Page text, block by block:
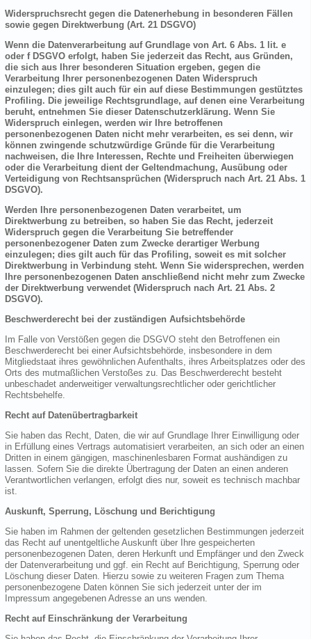
Widerspruchsrecht gegen die Datenerhebung in besonderen Fällen
sowie gegen Direktwerbung (Art. 21 DSGVO)
Wenn die Datenverarbeitung auf Grundlage von Art. 6 Abs. 1 lit. e
oder f DSGVO erfolgt, haben Sie jederzeit das Recht, aus Gründen,
die sich aus Ihrer besonderen Situation ergeben, gegen die
Verarbeitung Ihrer personenbezogenen Daten Widerspruch
einzulegen; dies gilt auch für ein auf diese Bestimmungen gestütztes
Profiling. Die jeweilige Rechtsgrundlage, auf denen eine Verarbeitung
beruht, entnehmen Sie dieser Datenschutzerklärung. Wenn Sie
Widerspruch einlegen, werden wir Ihre betroffenen
personenbezogenen Daten nicht mehr verarbeiten, es sei denn, wir
können zwingende schutzwürdige Gründe für die Verarbeitung
nachweisen, die Ihre Interessen, Rechte und Freiheiten überwiegen
oder die Verarbeitung dient der Geltendmachung, Ausübung oder
Verteidigung von Rechtsansprüchen (Widerspruch nach Art. 21 Abs. 1
DSGVO).
Werden Ihre personenbezogenen Daten verarbeitet, um
Direktwerbung zu betreiben, so haben Sie das Recht, jederzeit
Widerspruch gegen die Verarbeitung Sie betreffender
personenbezogener Daten zum Zwecke derartiger Werbung
einzulegen; dies gilt auch für das Profiling, soweit es mit solcher
Direktwerbung in Verbindung steht. Wenn Sie widersprechen, werden
Ihre personenbezogenen Daten anschließend nicht mehr zum Zwecke
der Direktwerbung verwendet (Widerspruch nach Art. 21 Abs. 2
DSGVO).
Beschwerderecht bei der zuständigen Aufsichtsbehörde
Im Falle von Verstößen gegen die DSGVO steht den Betroffenen ein
Beschwerderecht bei einer Aufsichtsbehörde, insbesondere in dem
Mitgliedstaat ihres gewöhnlichen Aufenthalts, ihres Arbeitsplatzes oder des
Orts des mutmaßlichen Verstoßes zu. Das Beschwerderecht besteht
unbeschadet anderweitiger verwaltungsrechtlicher oder gerichtlicher
Rechtsbehelfe.
Recht auf Datenübertragbarkeit
Sie haben das Recht, Daten, die wir auf Grundlage Ihrer Einwilligung oder
in Erfüllung eines Vertrags automatisiert verarbeiten, an sich oder an einen
Dritten in einem gängigen, maschinenlesbaren Format aushändigen zu
lassen. Sofern Sie die direkte Übertragung der Daten an einen anderen
Verantwortlichen verlangen, erfolgt dies nur, soweit es technisch machbar
ist.
Auskunft, Sperrung, Löschung und Berichtigung
Sie haben im Rahmen der geltenden gesetzlichen Bestimmungen jederzeit
das Recht auf unentgeltliche Auskunft über Ihre gespeicherten
personenbezogenen Daten, deren Herkunft und Empfänger und den Zweck
der Datenverarbeitung und ggf. ein Recht auf Berichtigung, Sperrung oder
Löschung dieser Daten. Hierzu sowie zu weiteren Fragen zum Thema
personenbezogene Daten können Sie sich jederzeit unter der im
Impressum angegebenen Adresse an uns wenden.
Recht auf Einschränkung der Verarbeitung